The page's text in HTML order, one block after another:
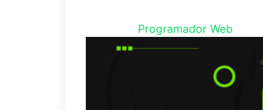
Programador Web